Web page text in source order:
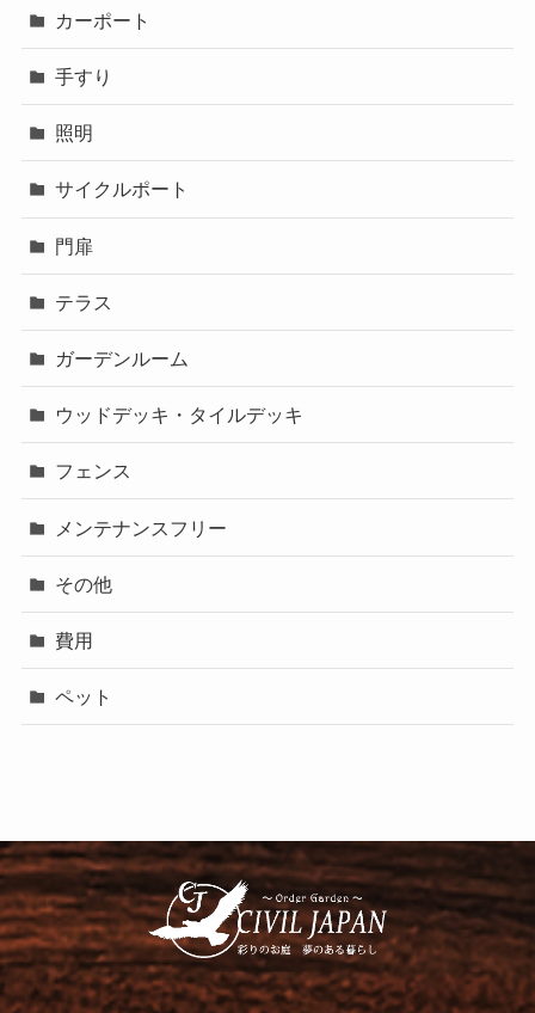
カーポート
手すり
照明
サイクルポート
門扉
テラス
ガーデンルーム
ウッドデッキ・タイルデッキ
フェンス
メンテナンスフリー
その他
費用
ペット